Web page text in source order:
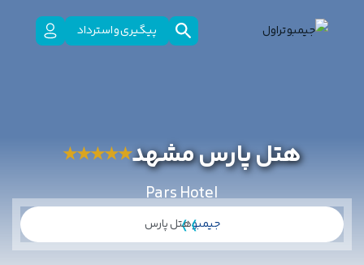
پیگیری و استرداد
هتل پارس مشهد★
★
★
★
★
Pars Hotel
جیمبوهتل پارس